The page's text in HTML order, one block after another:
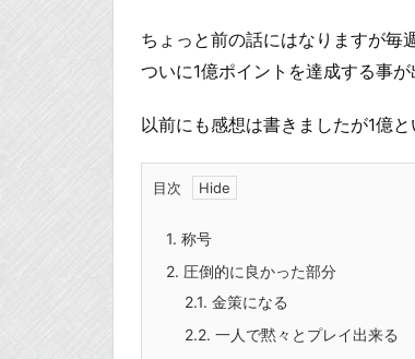
ちょっと前の話にはなりますが毎
ついに1億ポイントを達成する事が
以前にも感想は書きましたが1億
目次
1. 称号
2. 圧倒的に良かった部分
2.1. 金策になる
2.2. 一人で黙々とプレイ出来る